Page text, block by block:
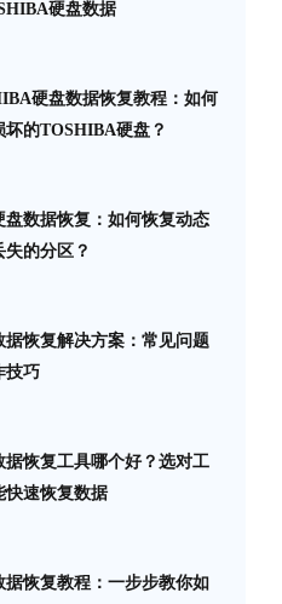
硬盘数据
硬盘数据恢复教程：如何
坏的TOSHIBA硬盘？
盘数据恢复：如何恢复动态
失的分区？
据恢复解决方案：常见问题
技巧
据恢复工具哪个好？选对工
快速恢复数据
据恢复教程：一步步教你如